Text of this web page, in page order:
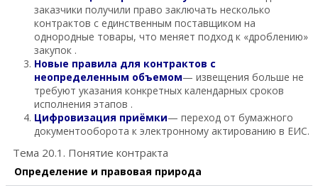
заказчики получили право заключать несколько
контрактов с единственным поставщиком на
однородные товары, что меняет подход к «дроблению»
закупок .
Новые правила для контрактов с
неопределенным объемом— извещения больше не
требуют указания конкретных календарных сроков
исполнения этапов .
Цифровизация приёмки— переход от бумажного
документооборота к электронному актированию в ЕИС.
Тема 20.1. Понятие контракта
Определение и правовая природа